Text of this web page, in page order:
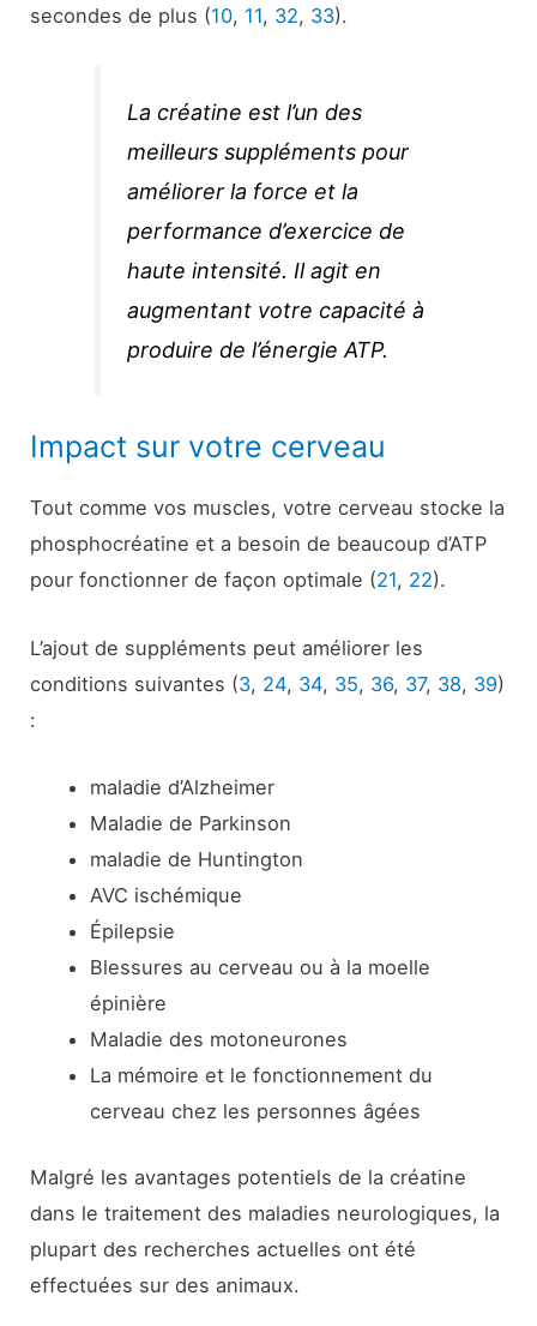
secondes de plus (10, 11, 32, 33).
La créatine est l’un des
meilleurs suppléments pour
améliorer la force et la
performance d’exercice de
haute intensité. Il agit en
augmentant votre capacité à
produire de l’énergie ATP.
Impact sur votre cerveau
Tout comme vos muscles, votre cerveau stocke la
phosphocréatine et a besoin de beaucoup d’ATP
pour fonctionner de façon optimale (21, 22).
L’ajout de suppléments peut améliorer les
conditions suivantes (3, 24, 34, 35, 36, 37, 38, 39)
:
maladie d’Alzheimer
Maladie de Parkinson
maladie de Huntington
AVC ischémique
Épilepsie
Blessures au cerveau ou à la moelle
épinière
Maladie des motoneurones
La mémoire et le fonctionnement du
cerveau chez les personnes âgées
Malgré les avantages potentiels de la créatine
dans le traitement des maladies neurologiques, la
plupart des recherches actuelles ont été
effectuées sur des animaux.